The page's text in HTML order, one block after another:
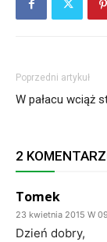
Poprzedni artykuł
W pałacu wciąż
2
Tomek
23 kwietnia 2015 W
Dzień dobry,